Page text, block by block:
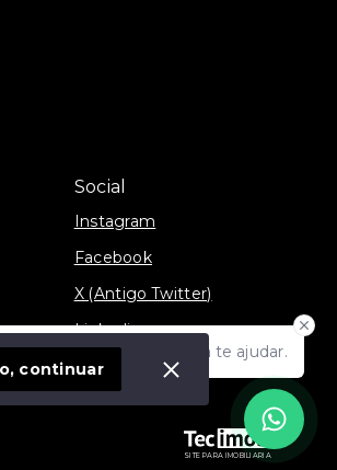
Estamos disponíveis para te ajudar.
Social
Instagram
Facebook
X (Antigo Twitter)
Linkedin
TikTok
SITE PARA IMOBILIARIA
continuar